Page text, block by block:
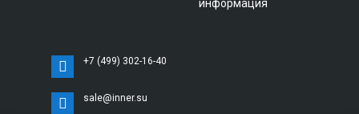
информация
+7 (499) 302-16-40
sale@inner.su